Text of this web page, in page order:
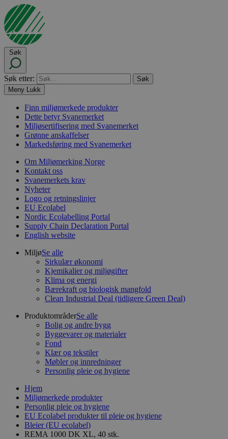
Søk
Søk etter:
Meny Lukk
Finn miljømerkede produkter
Dette betyr Svanemerket
Miljøsertifisering med Svanemerket
Grønne anskaffelser
Markedsføring med Svanemerket
Om Miljømerking Norge
Kontakt oss
Svanemerkets krav
Nyheter
Logo og retningslinjer
EU Ecolabel
Nordic Ecolabelling Portal
Supply Chain Declaration Portal
English website
MiljøSe alle
Sirkulær økonomi
Kjemikalier og miljøgifter
Klima og energi
Bærekraft og biologisk mangfold
Clean Industrial Deal (tidligere Green Deal)
ProduktområderSe alle
Bolig og andre bygg
Byggevarer og materialer
Fond
Klær og tekstiler
Møbler og innredninger
Personlig pleie og hygiene
Hjem
Miljømerkede produkter
Personlig pleie og hygiene
EU Ecolabel produkter til pleie og hygiene
Bleier (EU ecolabel)
REMA 1000 DK XL, 40 stk.